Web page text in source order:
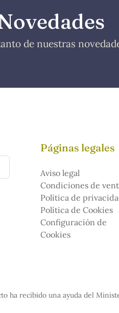
de nuestras
Páginas legales
Aviso legal
Condiciones de
Política de
Política de Cookies
Configuración de
Cookies
ha recibido una ayuda del